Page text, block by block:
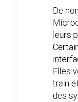
De
leurs
Elles
train
des